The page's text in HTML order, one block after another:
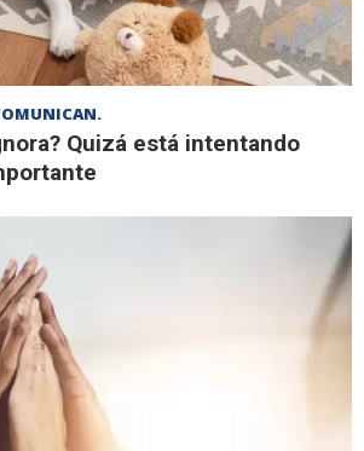
Quizá está intentando